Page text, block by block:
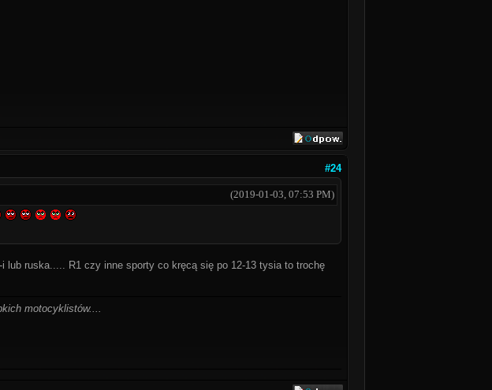
#24
(2019-01-03, 07:53 PM)
lub ruska..... R1 czy inne sporty co kręcą się po 12-13 tysia to trochę
motocyklistów....